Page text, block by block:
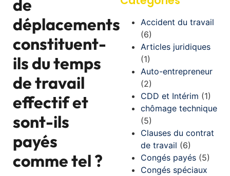
de
déplacements
constituent-
ils du temps
de travail
effectif et
sont-ils
payés
comme tel ?
Accident du travail
(6)
Articles juridiques
(1)
Auto-entrepreneur
(2)
CDD et Intérim (1)
chômage technique
(5)
Clauses du contrat
de travail (6)
Congés payés (5)
Congés spéciaux